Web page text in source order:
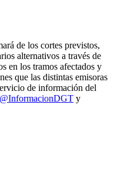
de los cortes previstos,
alternativos a través de
en los tramos afectados y
que las distintas emisoras
de información del
@InformacionDGT y